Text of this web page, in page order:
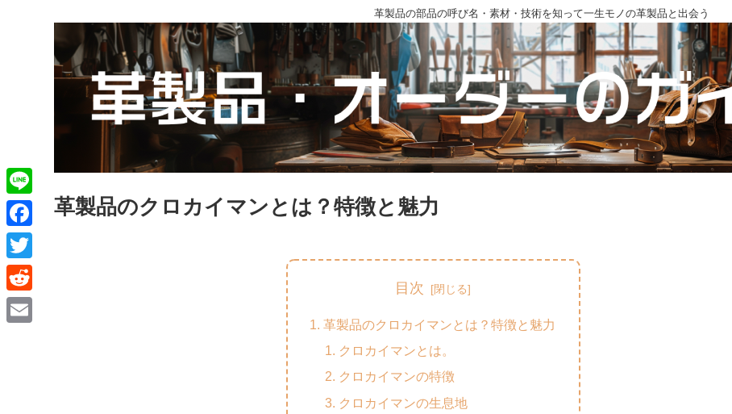
革製品の部品の呼び名・素材・技術を知って一生モノの革製品と出会う
革製品のクロカイマンとは？特徴と魅力
目次
革製品のクロカイマンとは？特徴と魅力
クロカイマンとは。
クロカイマンの特徴
クロカイマンの生息地
L
i
n
e
F
a
c
e
T
w
i
R